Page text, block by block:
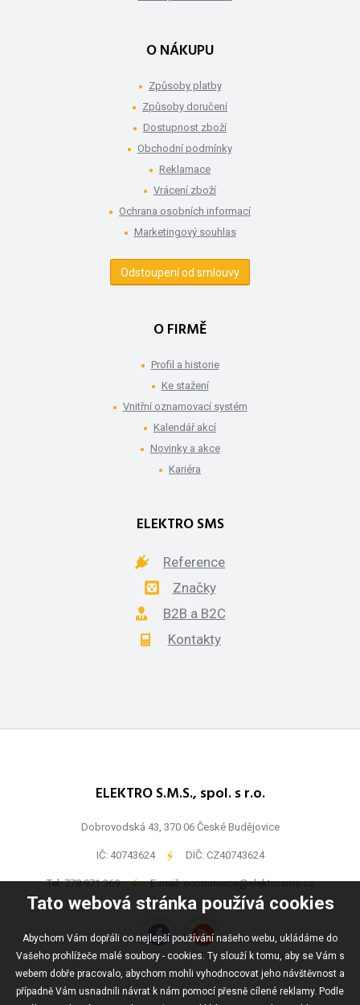
Tato webová stránka používá cookies
Abychom Vám dopřáli co nejlepší používání našeho webu, ukládáme do
Vašeho prohlížeče malé soubory - cookies. Ty slouží k tomu, aby se Vám s
webem dobře pracovalo, abychom mohli vyhodnocovat jeho návštěvnost a
případně Vám usnadnili návrat k nám pomocí přesně cílené reklamy. Podle
O NÁKUPU
Způsoby platby
Způsoby doručení
Dostupnost zboží
Obchodní podmínky
Reklamace
Vrácení zboží
Ochrana osobních informací
Marketingový souhlas
Odstoupení od smlouvy
O FIRMĚ
Profil a historie
Ke stažení
Vnitřní oznamovací systém
Kalendář akcí
Novinky a akce
Kariéra
ELEKTRO SMS
Reference
Značky
B2B a B2C
Kontakty
ELEKTRO S.M.S., spol. s r.o.
Dobrovodská 43, 370 06 České Budějovice
IČ: 40743624 - DIČ: CZ40743624
Tel:778 971 369 - E-mail:ecommerce@elektrosms.cz